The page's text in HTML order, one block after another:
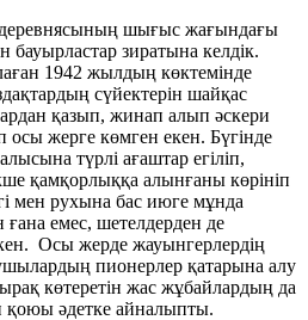
деревнясының шығыс жағындағы
зиратына келдік.
1942 жылдың көктемінде
сүйектерін шайқас
қазып, жинап алып әскери
осы жерге көмген екен. Бүгінде
түрлі ағаштар егіліп,
қамқорлыққа алынғаны көрініп
мен рухына бас июге мұнда
ғана емес, шетелдерден де
Осы жерде жауынгерлердің
пионерлер қатарына алу
көтеретін жас жұбайлардың да
қоюы әдетке айналыпты.